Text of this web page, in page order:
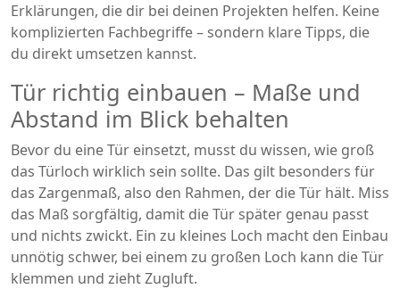
Erklärungen, die dir bei deinen Projekten helfen. Keine
komplizierten Fachbegriffe – sondern klare Tipps, die
du direkt umsetzen kannst.
Tür richtig einbauen – Maße und
Abstand im Blick behalten
Bevor du eine Tür einsetzt, musst du wissen, wie groß
das Türloch wirklich sein sollte. Das gilt besonders für
das Zargenmaß, also den Rahmen, der die Tür hält. Miss
das Maß sorgfältig, damit die Tür später genau passt
und nichts zwickt. Ein zu kleines Loch macht den Einbau
unnötig schwer, bei einem zu großen Loch kann die Tür
klemmen und zieht Zugluft.